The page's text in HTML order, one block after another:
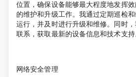
位置，确保设备能够最大程度地发挥
的维护和升级工作。我通过定期巡检
运行，并及时进行升级和维修。同时
联系，获取最新的设备信息和技术支持
网络安全管理